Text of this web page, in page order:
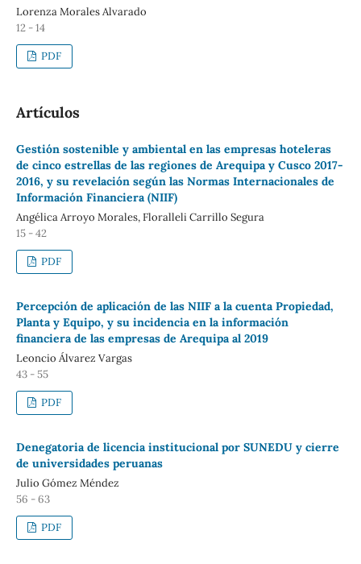
Lorenza Morales Alvarado
12 - 14
PDF
Artículos
Gestión sostenible y ambiental en las empresas hoteleras
de cinco estrellas de las regiones de Arequipa y Cusco 2017-
2016, y su revelación según las Normas Internacionales de
Información Financiera (NIIF)
Angélica Arroyo Morales, Floralleli Carrillo Segura
15 - 42
PDF
Percepción de aplicación de las NIIF a la cuenta Propiedad,
Planta y Equipo, y su incidencia en la información
financiera de las empresas de Arequipa al 2019
Leoncio Álvarez Vargas
43 - 55
PDF
Denegatoria de licencia institucional por SUNEDU y cierre
de universidades peruanas
Julio Gómez Méndez
56 - 63
PDF